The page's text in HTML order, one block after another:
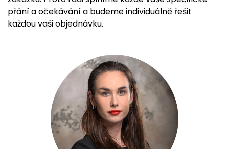
přání a očekávání a budeme individuálně řešit
každou vaši objednávku.